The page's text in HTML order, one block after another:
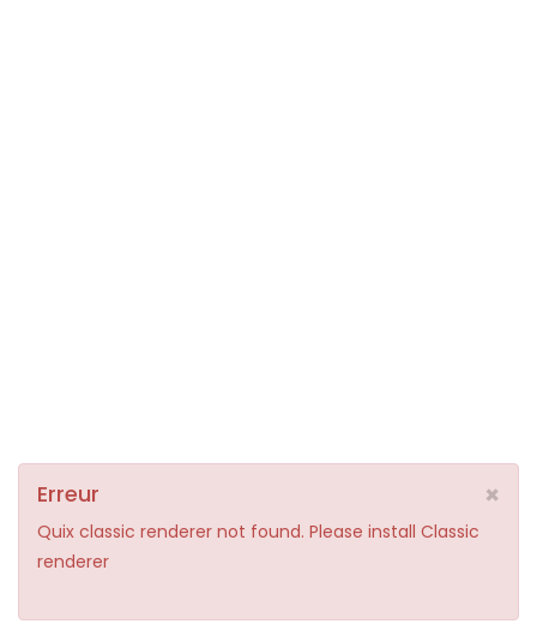
×
Erreur
Quix classic renderer not found. Please install Classic
renderer